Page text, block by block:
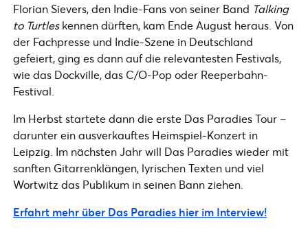
Florian Sievers, den Indie-Fans von seiner Band Talking
to Turtleskennen dürften, kam Ende August heraus. Von
der Fachpresse und Indie-Szene in Deutschland
gefeiert, ging es dann auf die relevantesten Festivals,
wie das Dockville, das C/O-Pop oder Reeperbahn-
Festival.
Im Herbst startete dann die erste Das Paradies Tour –
darunter ein ausverkauftes Heimspiel-Konzert in
Leipzig. Im nächsten Jahr will Das Paradies wieder mit
sanften Gitarrenklängen, lyrischen Texten und viel
Wortwitz das Publikum in seinen Bann ziehen.
Erfahrt mehr über Das Paradies hier im Interview!